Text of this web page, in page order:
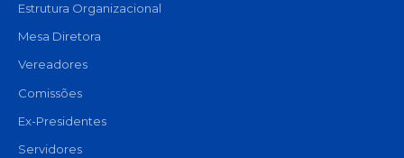
Estrutura Organizacional
Mesa Diretora
Vereadores
Comissões
Ex-Presidentes
Servidores